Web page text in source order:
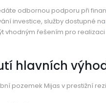
odbornou podporu při
investice, služby dostupné na
vhodným řešením pro
hlavních
pozemek Mijas v prestižní